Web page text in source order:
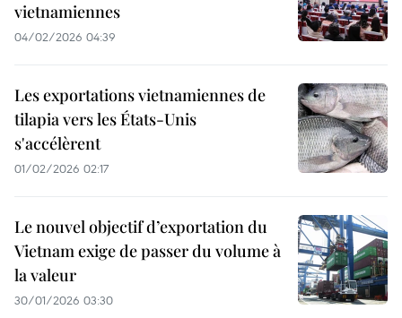
vietnamiennes
04/02/2026 04:39
Les exportations vietnamiennes de
tilapia vers les États-Unis
s'accélèrent
01/02/2026 02:17
Le nouvel objectif d’exportation du
Vietnam exige de passer du volume à
la valeur
30/01/2026 03:30